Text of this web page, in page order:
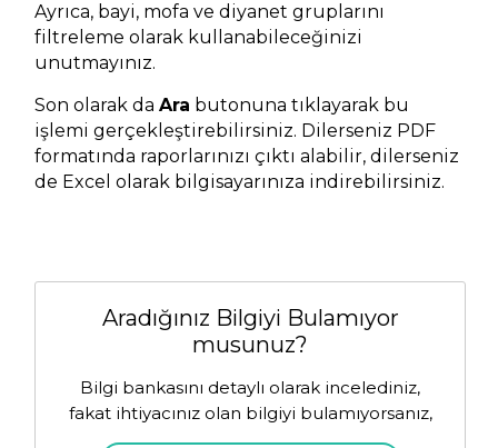
Ayrıca, bayi, mofa ve diyanet gruplarını
filtreleme olarak kullanabileceğinizi
unutmayınız.
Son olarak daAra butonuna tıklayarak bu
işlemi gerçekleştirebilirsiniz. Dilerseniz PDF
formatında raporlarınızı çıktı alabilir, dilerseniz
de Excel olarak bilgisayarınıza indirebilirsiniz.
Aradığınız Bilgiyi Bulamıyor
musunuz?
Bilgi bankasını detaylı olarak incelediniz,
fakat ihtiyacınız olan bilgiyi bulamıyorsanız,